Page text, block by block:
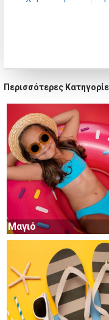
Περισσότερες
Μαγιό